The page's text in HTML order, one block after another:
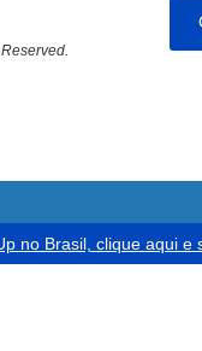
no Brasil, clique aqui e